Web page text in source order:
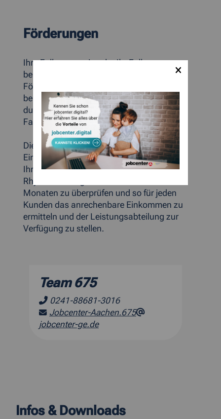
Förderungen
Ihre Fallmanagerin oder Ihr Fallmanager
berät Sie und entscheidet über mögliche
Förderleistungen. Zusätzlich werden Sie
bei Ihrer weiteren selbstständigen Tätigkeit
durch Ihre Fallmanagerin oder Ihren
Fallmanager begleitet.
Die Einkommensermittlerinnen und
Einkommensermittler haben die Aufgabe
Ihre Unterlagen zum Einkommen (EKS) im
Rhythmus von grundsätzlich sechs
Monaten zu überprüfen und so für jeden
Kunden das anrechenbare Einkommen zu
ermitteln und der Leistungsabteilung zur
Verfügung zu stellen.
Team 675
0241-88681-3016
Jobcenter-Aachen.675
jobcenter-ge.de
Infos & Downloads